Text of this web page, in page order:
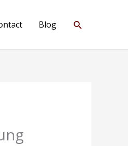
Blog Search